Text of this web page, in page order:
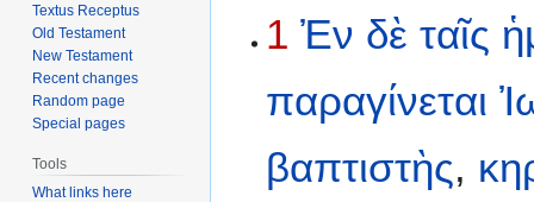
toto
1 Ἐν δὲ ταῖς
παραγίνεται
βαπτιστὴς,
Textus Receptus
Old Testament
New Testament
Recent changes
Random page
Special pages
Tools
What links here